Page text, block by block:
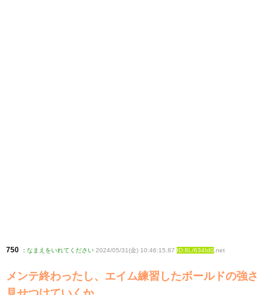
750 : なまえをいれてください 2024/05/31(金) 10:46:15.87 ID:8L/634Id0 .net
メンテ終わったし、エイム練習したボールドの強さ